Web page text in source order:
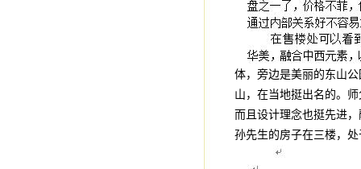
体，旁边是美丽的东山
山，在当地挺出名的。
而且设计理念也挺先进
孙先生的房子在三楼，